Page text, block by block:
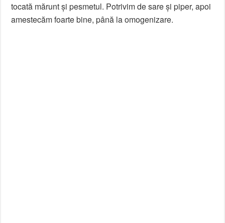
tocată mărunt și pesmetul. Potrivim de sare și piper, apoi
amestecăm foarte bine, până la omogenizare.